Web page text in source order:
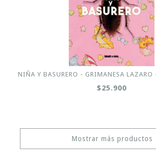
NIÑA Y BASURERO - GRIMANESA LAZARO
$25.900
Mostrar más productos